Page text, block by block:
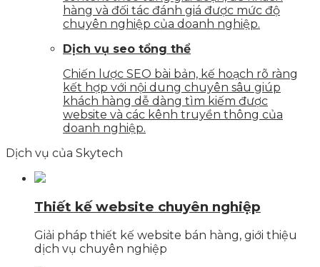
hàng và đối tác đánh giá được mức độ
chuyên nghiệp của doanh nghiệp.
Dịch vụ seo tổng thể
Chiến lược SEO bài bản, kế hoạch rõ ràng
kết hợp với nội dung chuyên sâu giúp
khách hàng dễ dàng tìm kiếm được
website và các kênh truyền thông của
doanh nghiệp.
Dịch vụ của Skytech
Thiết kế website chuyên nghiệp
Giải pháp thiết kế website bán hàng, giới thiệu
dịch vụ chuyên nghiệp